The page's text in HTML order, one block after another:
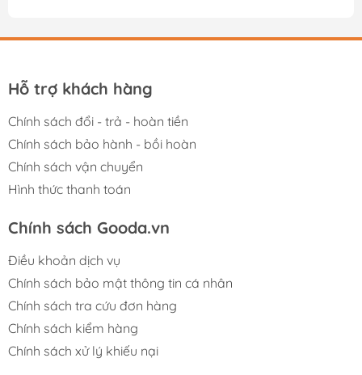
Hỗ trợ khách hàng
Chính sách đổi - trả - hoàn tiền
Chính sách bảo hành - bồi hoàn
Chính sách vận chuyển
Hình thức thanh toán
Chính sách Gooda.vn
Điều khoản dịch vụ
Chính sách bảo mật thông tin cá nhân
Chính sách tra cứu đơn hàng
Chính sách kiểm hàng
Chính sách xử lý khiếu nại